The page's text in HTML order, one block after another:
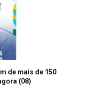
de mais de 150
(08)